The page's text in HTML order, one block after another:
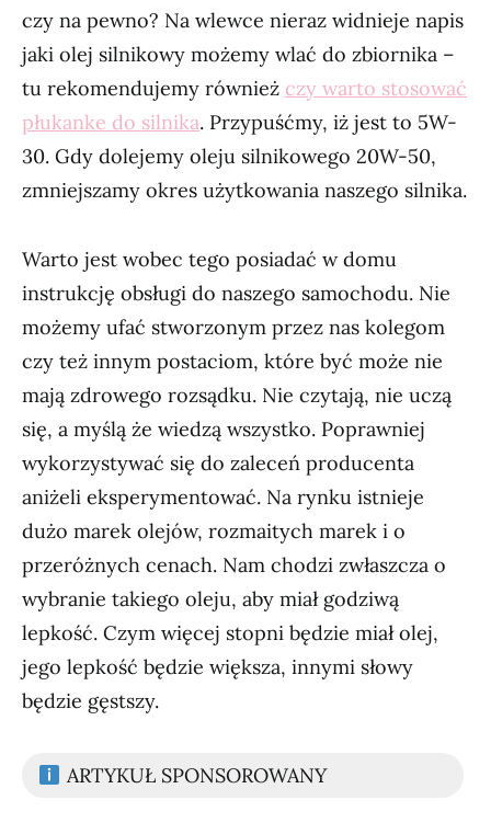
czy na pewno? Na wlewce nieraz widnieje napis
jaki olej silnikowy możemy wlać do zbiornika –
tu rekomendujemy również czy warto stosować
płukanke do silnika. Przypuśćmy, iż jest to 5W-
30. Gdy dolejemy oleju silnikowego 20W-50,
zmniejszamy okres użytkowania naszego silnika.
Warto jest wobec tego posiadać w domu
instrukcję obsługi do naszego samochodu. Nie
możemy ufać stworzonym przez nas kolegom
czy też innym postaciom, które być może nie
mają zdrowego rozsądku. Nie czytają, nie uczą
się, a myślą że wiedzą wszystko. Poprawniej
wykorzystywać się do zaleceń producenta
aniżeli eksperymentować. Na rynku istnieje
dużo marek olejów, rozmaitych marek i o
przeróżnych cenach. Nam chodzi zwłaszcza o
wybranie takiego oleju, aby miał godziwą
lepkość. Czym więcej stopni będzie miał olej,
jego lepkość będzie większa, innymi słowy
będzie gęstszy.
ARTYKUŁ SPONSOROWANY